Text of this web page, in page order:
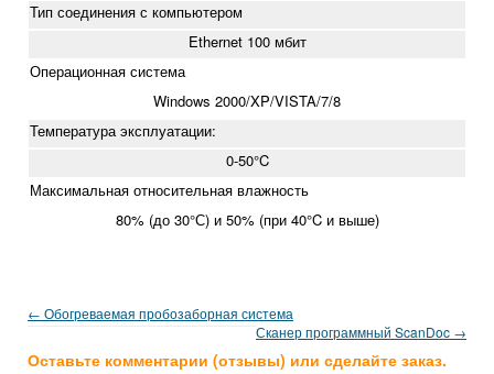
Тип соединения с компьютером
Ethernet 100 мбит
Операционная система
Windows 2000/XP/VISTA/7/8
Температура эксплуатации:
0-50°C
Максимальная относительная влажность
80% (до 30°С) и 50% (при 40°C и выше)
← Обогреваемая пробозаборная система
Сканер программный ScanDoc →
Оставьте комментарии (отзывы) или сделайте заказ.